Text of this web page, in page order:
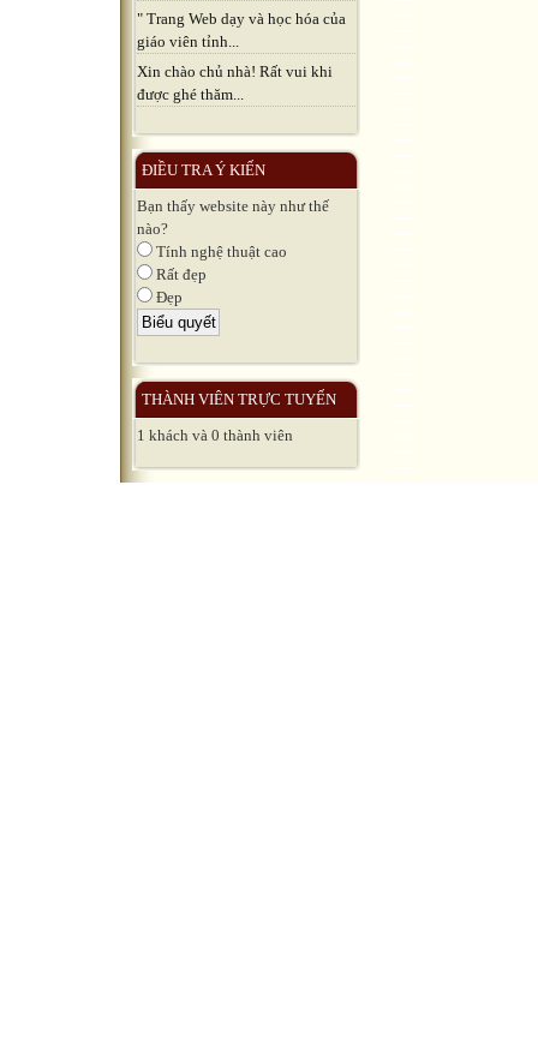
" Trang Web dạy và học hóa của
giáo viên tỉnh...
Xin chào chủ nhà! Rất vui khi
được ghé thăm...
ĐIỀU TRA Ý KIẾN
Bạn thấy website này như thế
nào?
Tính nghệ thuật cao
Rất đẹp
Đẹp
THÀNH VIÊN TRỰC TUYẾN
1 khách và 0 thành viên